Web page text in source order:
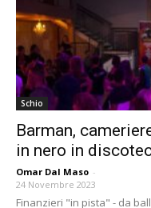
Schio
Barman,
in nero in
Omar Dal Maso -
24 Novembre 2023
Finanzieri "in pista" - da